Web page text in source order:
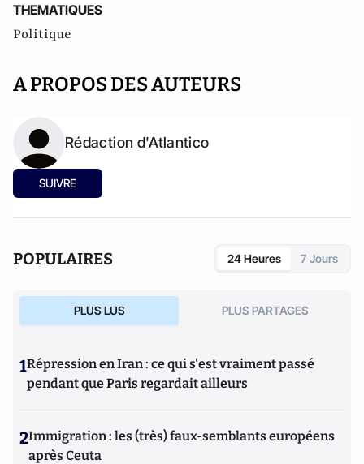
THEMATIQUES
Politique
A PROPOS DES AUTEURS
Rédaction d'Atlantico
SUIVRE
POPULAIRES 24 Heures 7 Jours
PLUS LUS PLUS PARTAGES
1Répression en Iran : ce qui s'est vraiment passé
pendant que Paris regardait ailleurs
2Immigration : les (très) faux-semblants européens
après Ceuta